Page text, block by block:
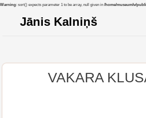
Warning: sort() expects parameter 1 to be array, null given in /home/museumlv/
Jānis Kalniņš
VAKARA